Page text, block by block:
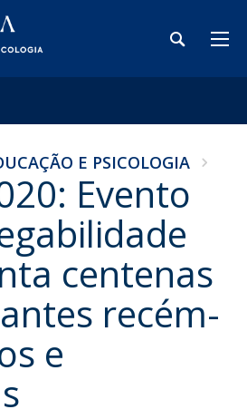
E PSICOLOGIA
Evento
centenas
recém-
e